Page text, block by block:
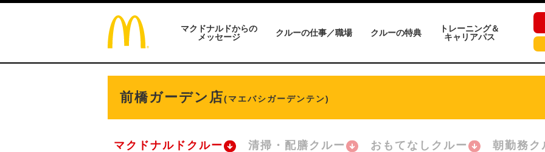
マクドナルドからの
メッセージ
クルーの仕事／職場 クルーの特典
トレーニング＆
キャリアパス
前橋ガーデン店(マエバシガーデンテン)
マクドナルドクルー 清掃・配膳クルー おもてなしクルー 朝勤務ク